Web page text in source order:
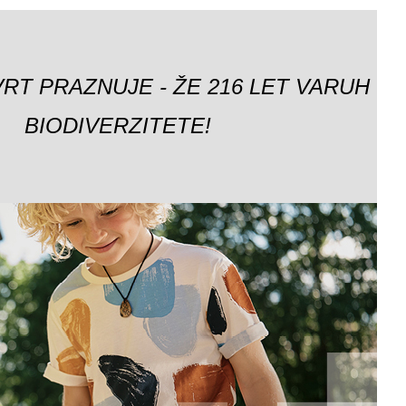
PRAZNUJE - ŽE 216 LET VARUH
BIODIVERZITETE!